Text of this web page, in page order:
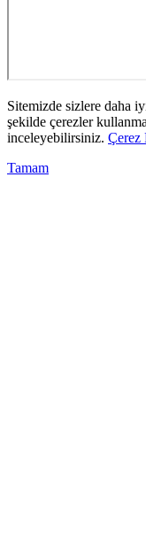
Sitemizde sizlere daha
şekilde çerezler
inceleyebilirsiniz. Çerez
Tamam